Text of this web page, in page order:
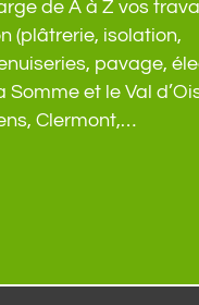
de A à Z vos
(plâtrerie, isolation,
pavage,
et le Val
Clermont,…
de la
réalisée dans
un montant
grande
trouvera
appel à